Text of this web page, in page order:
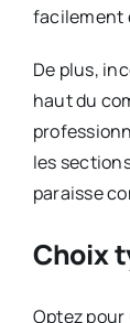
facilement
De plus,
haut du
les
paraisse
Choix
Optez pour